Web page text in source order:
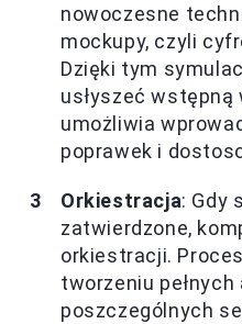
nowoczesne
mockupy, czyli
Dzięki tym
usłyszeć wstępną
umożliwia
poprawek i
Orkiestracja: Gdy
zatwierdzone,
orkiestracji.
tworzeniu pełnych
poszczególnych